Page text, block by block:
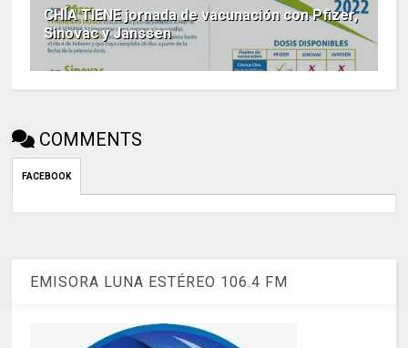
CHÍA TIENE jornada de vacunación con Pfizer,
Sinovac y Janssen
COMMENTS
FACEBOOK
EMISORA LUNA ESTÉREO 106.4 FM